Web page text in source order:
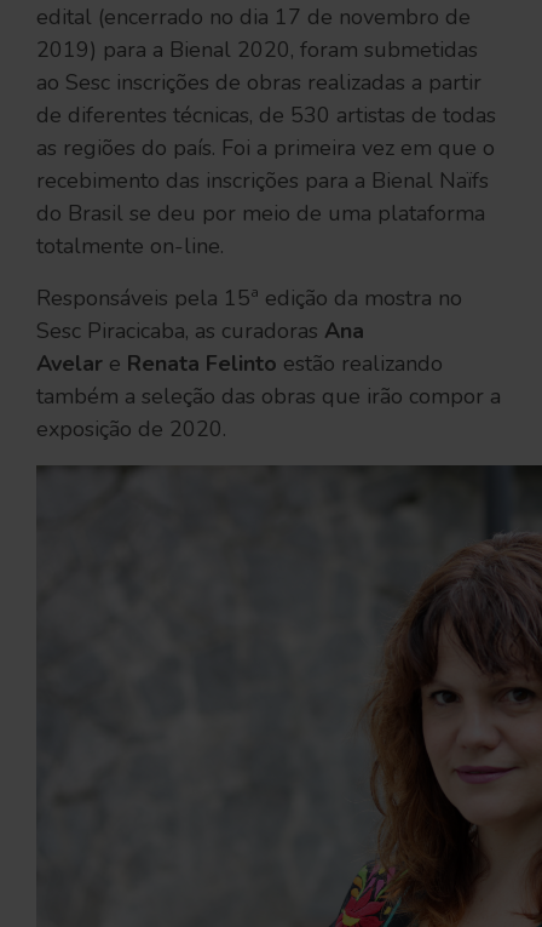
edital (encerrado no dia 17 de novembro de
2019) para a Bienal 2020, foram submetidas
ao Sesc inscrições de obras realizadas a partir
de diferentes técnicas, de 530 artistas de todas
as regiões do país. Foi a primeira vez em que o
recebimento das inscrições para a Bienal Naïfs
do Brasil se deu por meio de uma plataforma
totalmente on-line.
Responsáveis pela 15ª edição da mostra no
Sesc Piracicaba, as curadoras Ana
Avelar e Renata Felinto estão realizando
também a seleção das obras que irão compor a
exposição de 2020.